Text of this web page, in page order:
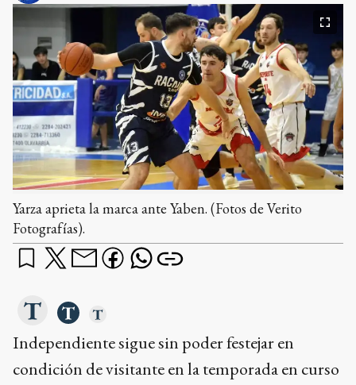
Yarza aprieta la marca ante Yaben. (Fotos de Verito
Fotografías).
Independiente sigue sin poder festejar en
condición de visitante en la temporada en curso